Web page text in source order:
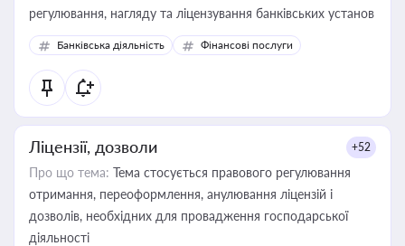
регулювання, нагляду та ліцензування банківських установ
Банківська діяльність Фінансові послуги
Ліцензії, дозволи +52
Про що тема: Тема стосується правового регулювання
отримання, переоформлення, анулювання ліцензій і
дозволів, необхідних для провадження господарської
діяльності